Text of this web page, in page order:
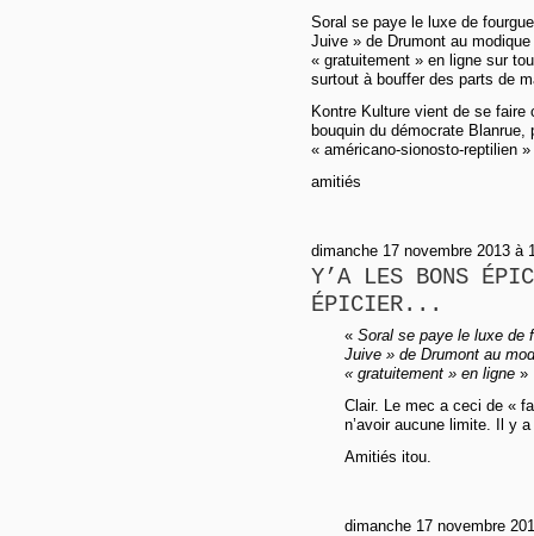
Soral se paye le luxe de
Juive » de Drumont au
« gratuitement » en ligne sur
surtout à bouffer des parts de
Kontre Kulture vient de se
bouquin du démocrate
« américano-sionosto-reptilien »
amitiés
dimanche 17 novembre 2013 à
Y’A LES BONS
ÉPICIER...
« Soral se paye le luxe de
Juive » de Drumont au
« gratuitement » en ligne »
Clair. Le mec a ceci de «
n’avoir aucune limite. Il y
Amitiés itou.
dimanche 17 novembre